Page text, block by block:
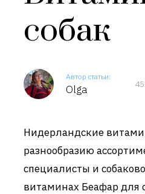
собак
Автор статьи:
Olga
Нидерландские
разнообразию
специалисты и
витаминах Беафар для